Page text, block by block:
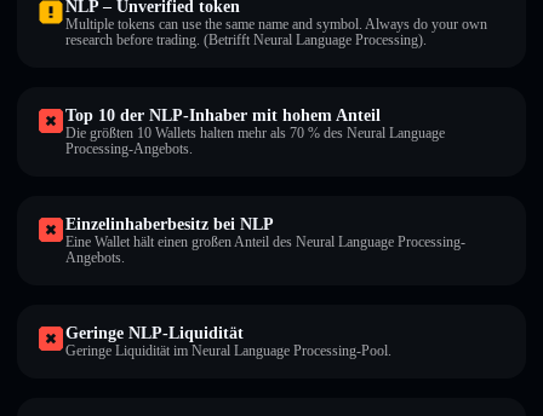
NLP – Unverified token
Multiple tokens can use the same name and symbol. Always do your own
research before trading. (Betrifft Neural Language Processing).
Top 10 der NLP-Inhaber mit hohem Anteil
Die größten 10 Wallets halten mehr als 70 % des Neural Language
Processing-Angebots.
Einzelinhaberbesitz bei NLP
Eine Wallet hält einen großen Anteil des Neural Language Processing-
Angebots.
Geringe NLP-Liquidität
Geringe Liquidität im Neural Language Processing-Pool.